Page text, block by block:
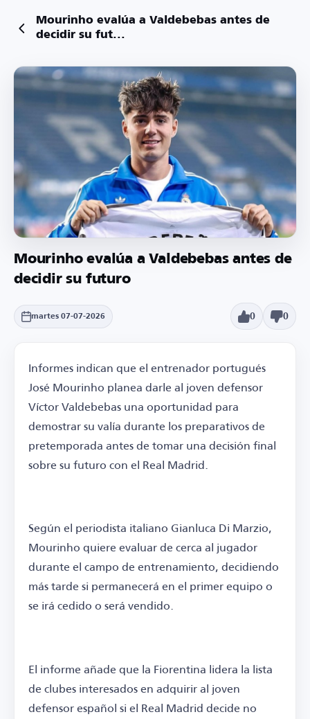
Mourinho evalúa a Valdebebas antes de
decidir su fut...
Mourinho evalúa a Valdebebas antes de
decidir su futuro
martes 07-07-2026 0 0
Informes indican que el entrenador portugués
José Mourinho planea darle al joven defensor
Víctor Valdebebas una oportunidad para
demostrar su valía durante los preparativos de
pretemporada antes de tomar una decisión final
sobre su futuro con el Real Madrid.
Según el periodista italiano Gianluca Di Marzio,
Mourinho quiere evaluar de cerca al jugador
durante el campo de entrenamiento, decidiendo
más tarde si permanecerá en el primer equipo o
se irá cedido o será vendido.
El informe añade que la Fiorentina lidera la lista
de clubes interesados en adquirir al joven
defensor español si el Real Madrid decide no